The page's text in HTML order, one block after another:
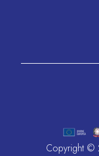
Copyright ©